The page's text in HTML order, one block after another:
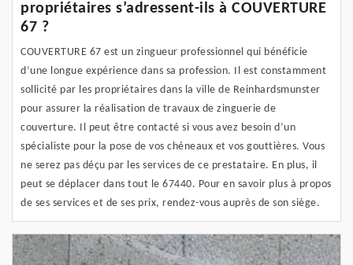
propriétaires s’adressent-ils à COUVERTURE
67 ?
COUVERTURE 67 est un zingueur professionnel qui bénéficie
d’une longue expérience dans sa profession. Il est constamment
sollicité par les propriétaires dans la ville de Reinhardsmunster
pour assurer la réalisation de travaux de zinguerie de
couverture. Il peut être contacté si vous avez besoin d’un
spécialiste pour la pose de vos chéneaux et vos gouttières. Vous
ne serez pas déçu par les services de ce prestataire. En plus, il
peut se déplacer dans tout le 67440. Pour en savoir plus à propos
de ses services et de ses prix, rendez-vous auprès de son siège.